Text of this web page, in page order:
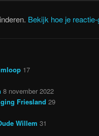
Bekijk hoe je
17
8 november 2022
Friesland 29
Willem 31